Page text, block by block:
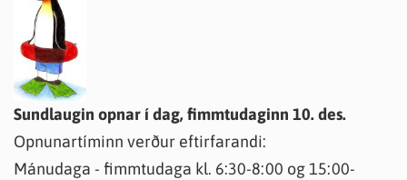
Sundlaugin opnar í dag, fimmtudaginn 10. des.
Opnunartíminn verður eftirfarandi:
Mánudaga - fimmtudaga kl. 6:30-8:00 og 15:00-